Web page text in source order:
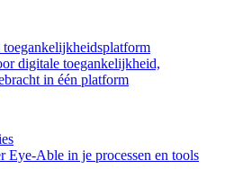
digitale toegankelijkheid,
in één platform
Eye-Able in je processen en tools